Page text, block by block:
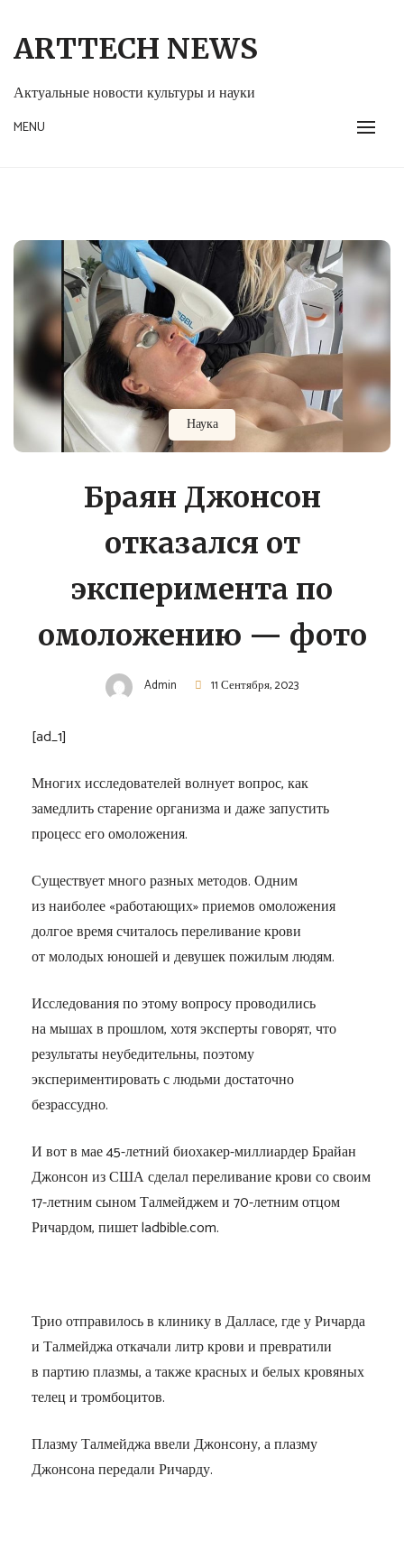
content
ARTTECH NEWS
Актуальные новости культуры и науки
MENU
Наука
Браян Джонсон
отказался от
эксперимента по
омоложению — фото
Admin 11 Сентября, 2023
[ad_1]
Многих исследователей волнует вопрос, как
замедлить старение организма и даже запустить
процесс его омоложения.
Существует много разных методов. Одним
из наиболее «работающих» приемов омоложения
долгое время считалось переливание крови
от молодых юношей и девушек пожилым людям.
Исследования по этому вопросу проводились
на мышах в прошлом, хотя эксперты говорят, что
результаты неубедительны, поэтому
экспериментировать с людьми достаточно
безрассудно.
И вот в мае 45-летний биохакер-миллиардер Брайан
Джонсон из США сделал переливание крови со своим
17-летним сыном Талмейджем и 70-летним отцом
Ричардом, пишет ladbible.com.
Трио отправилось в клинику в Далласе, где у Ричарда
и Талмейджа откачали литр крови и превратили
в партию плазмы, а также красных и белых кровяных
телец и тромбоцитов.
Плазму Талмейджа ввели Джонсону, а плазму
Джонсона передали Ричарду.